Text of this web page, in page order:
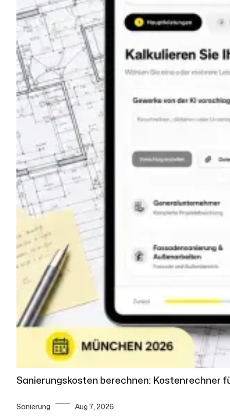
Sanierungskosten berechnen: Kostenrechner
Sanierung Aug 7, 2026